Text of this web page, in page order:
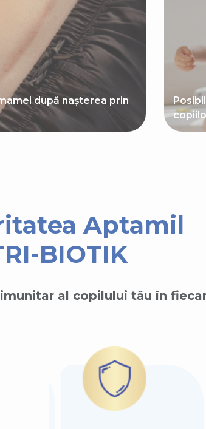
după nașterea prin
Aptamil
BIOTIK
al copilului tău în